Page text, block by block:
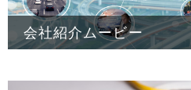
会社紹介ムービー